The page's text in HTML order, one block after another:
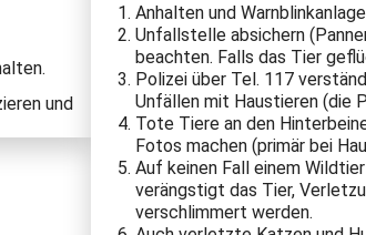
und
Anhalten und
Unfallstelle absichern
beachten. Falls das Tier
Polizei über Tel. 117
Unfällen mit Haustieren (die
Tote Tiere an den
Fotos machen (primär bei
Auf keinen Fall einem
verängstigt das Tier,
verschlimmert werden.